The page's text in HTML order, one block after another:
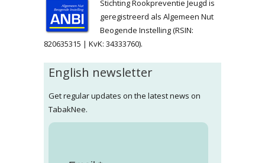
Stichting Rookpreventie Jeugd is
geregistreerd als Algemeen Nut
Beogende Instelling (RSIN:
820635315 | KvK: 34333760).
English newsletter
Get regular updates on the latest news on
TabakNee.